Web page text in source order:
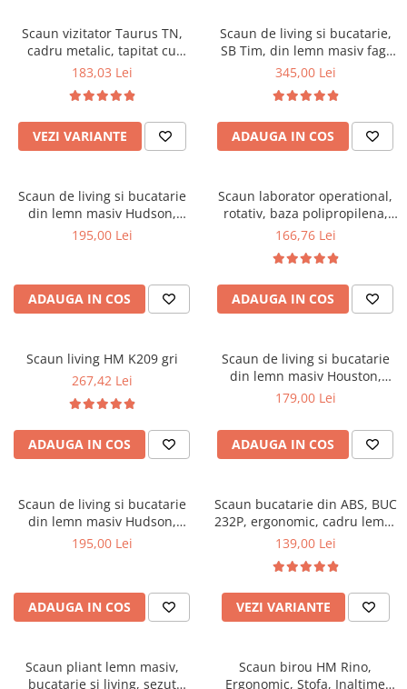
Saltele cu arcuri impachetate
individual
Saltele Memory Pocket
Saltele Memory Foam
Saltele Memory Pocket
Saltele cu plasa arcuri
Saltele cu spuma
Saltele cu spuma poliuretanica
Saltele 140x200
Saltele 180x200
Top saltele
Top saltele 5 cm
Top saltele 10 cm
Top saltele memory 5 cm
Saltele ieftine
Saltele cu plasa de arcuri
Paturi
Seturi de pat si saltea
Masute de toaleta
Mobilier living
Scaune pentru living
Comode living
Set mese plus scaune
Scaune ergonomice
Etajere Birou
Birouri
Scaune pentru birou
Scaune pentru vizitatori
Mobilier bucatarie
Scaune pentru bucatarie
Mobila bucatarie
Seturi mese si scaune bucatarie
Mobila hol
Suporturi si rafturi pantofi
Pantofare
Scaune birou
Scaune profesionale
Scaune resigilate
Scaune conferinta
Scaune terasa si outdoor
Scaun vizitator Taurus TN,
cadru metalic, tapitat cu
stofa, stivuibil, 120 kg, negru
183,03 Lei
VEZI VARIANTE
Scaun de living si bucatarie,
SB Tim, din lemn masiv fag,
tapiterie stofa, lacuit, 120 kg,
345,00 Lei
ADAUGA IN COS
Scaun de living si bucatarie
din lemn masiv Hudson,
tapiterie stofa,100 kg,
195,00 Lei
ADAUGA IN COS
Scaun laborator operational,
rotativ, baza polipropilena,
piele ecologica, inaltime
166,76 Lei
ADAUGA IN COS
Scaun living HM K209 gri
267,42 Lei
ADAUGA IN COS
Scaun de living si bucatarie
din lemn masiv Houston,
tapiterie stofa,100 kg,
179,00 Lei
ADAUGA IN COS
Scaun de living si bucatarie
din lemn masiv Hudson,
tapiterie stofa,100 kg,
195,00 Lei
ADAUGA IN COS
Scaun bucatarie din ABS, BUC
232P, ergonomic, cadru lemn,
100 kg
139,00 Lei
VEZI VARIANTE
Scaun pliant lemn masiv,
bucatarie si living, sezut
Scaun birou HM Rino,
Ergonomic, Stofa, Inaltime